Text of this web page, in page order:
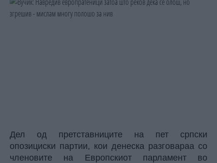
Дел од претставниците на пет српски
опозициски партии, кои денеска разговараа со
членовите на Европскиот парламент во